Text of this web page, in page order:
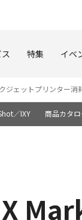
特集 イベ
ジェットプリンター消
／IXY 商品カタ